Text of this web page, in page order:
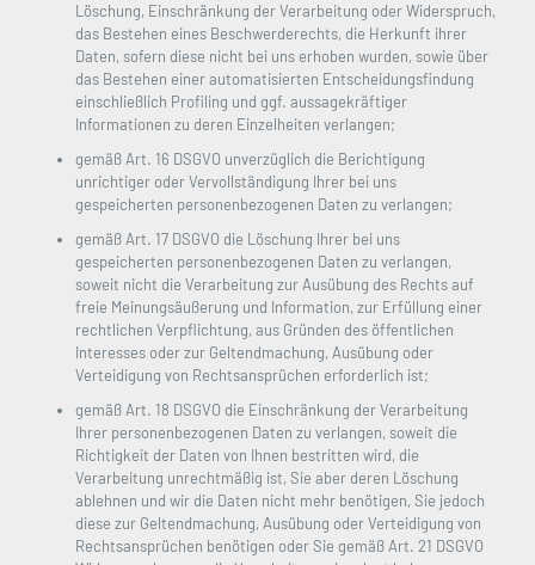
Löschung, Einschränkung der Verarbeitung oder Widerspruch,
das Bestehen eines Beschwerderechts, die Herkunft ihrer
Daten, sofern diese nicht bei uns erhoben wurden, sowie über
das Bestehen einer automatisierten Entscheidungsfindung
einschließlich Profiling und ggf. aussagekräftiger
Informationen zu deren Einzelheiten verlangen;
gemäß Art. 16 DSGVO unverzüglich die Berichtigung
unrichtiger oder Vervollständigung Ihrer bei uns
gespeicherten personenbezogenen Daten zu verlangen;
gemäß Art. 17 DSGVO die Löschung Ihrer bei uns
gespeicherten personenbezogenen Daten zu verlangen,
soweit nicht die Verarbeitung zur Ausübung des Rechts auf
freie Meinungsäußerung und Information, zur Erfüllung einer
rechtlichen Verpflichtung, aus Gründen des öffentlichen
Interesses oder zur Geltendmachung, Ausübung oder
Verteidigung von Rechtsansprüchen erforderlich ist;
gemäß Art. 18 DSGVO die Einschränkung der Verarbeitung
Ihrer personenbezogenen Daten zu verlangen, soweit die
Richtigkeit der Daten von Ihnen bestritten wird, die
Verarbeitung unrechtmäßig ist, Sie aber deren Löschung
ablehnen und wir die Daten nicht mehr benötigen, Sie jedoch
diese zur Geltendmachung, Ausübung oder Verteidigung von
Rechtsansprüchen benötigen oder Sie gemäß Art. 21 DSGVO